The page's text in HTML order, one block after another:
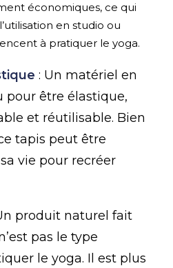
économiques, ce qui
en studio ou
à pratiquer le yoga.
: Un matériel en
pour être élastique,
et réutilisable. Bien
tapis peut être
vie pour recréer
produit naturel fait
pas le type
le yoga. Il est plus